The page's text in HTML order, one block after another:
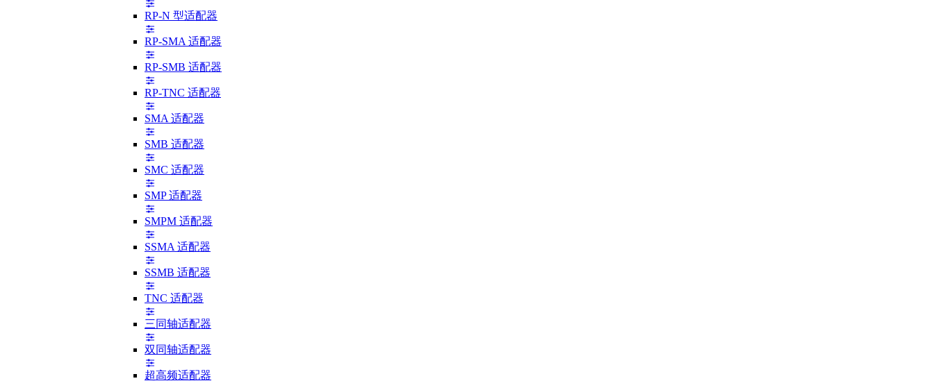
RP-N 型适配器
RP-SMA 适配器
RP-SMB 适配器
RP-TNC 适配器
SMA 适配器
SMB 适配器
SMC 适配器
SMP 适配器
SMPM 适配器
SSMA 适配器
SSMB 适配器
TNC 适配器
三同轴适配器
双同轴适配器
超高频适配器